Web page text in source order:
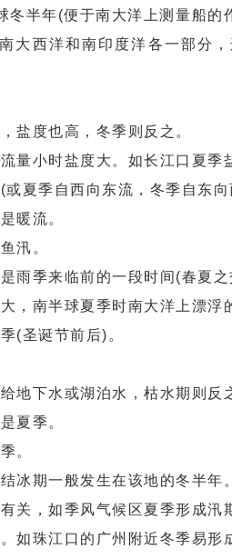
半年(便于南大洋上测量船的
大西洋和南印度洋各一部分
盐度也高，冬季则反之。
量小时盐度大。如长江口夏季
夏季自西向东流，冬季自东向
暖流。
汛。
雨季来临前的一段时间(春夏
，南半球夏季时南大洋上漂浮
(圣诞节前后)。
地下水或湖泊水，枯水期则反
夏季。
。
冰期一般发生在该地的冬半年。
关，如季风气候区夏季形成汛
如珠江口的广州附近冬季易形